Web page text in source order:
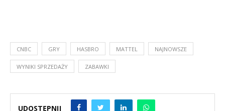
CNBC GRY HASBRO MATTEL NAJNOWSZE
WYNIKI SPRZEDAŻY ZABAWKI
UDOSTĘPNIJ